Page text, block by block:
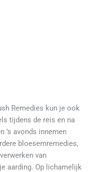
Remedies kun je ook
tijdens de reis en na
’s avonds innemen
bloesemremedies,
van
aarding. Op lichamelijk